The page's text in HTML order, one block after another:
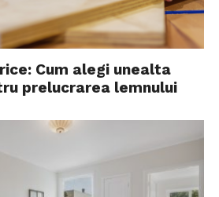
Cum alegi unealta
prelucrarea lemnului